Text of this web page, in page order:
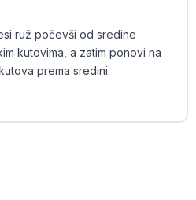
ruž počevši od sredine
kutovima, a zatim ponovi na
prema sredini.